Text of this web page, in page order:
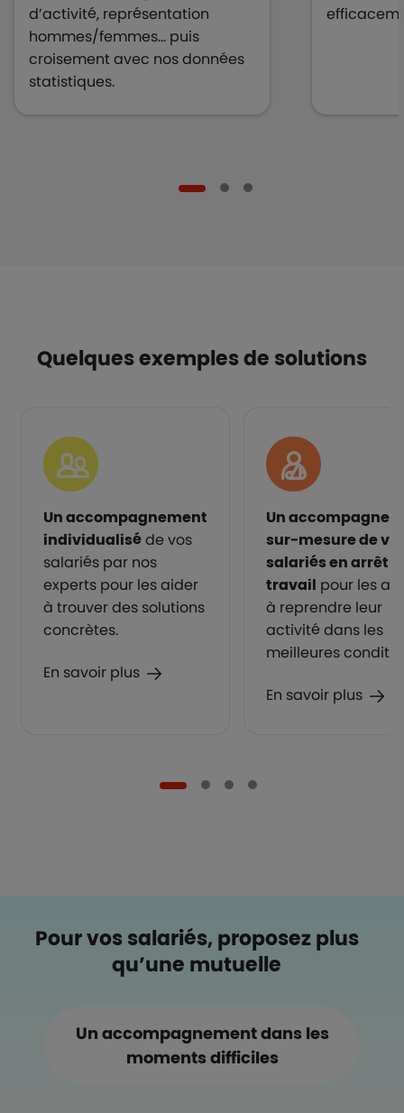
d’activité, représentation
hommes/femmes… puis
croisement avec nos données
statistiques.
Quelques exemples de solutions
Un accompagnement
individualiséde vos
salariés par nos
experts pour les aider
à trouver des solutions
concrètes.
En savoir plus
Un
sur-mesure de
salariés en arrêt
travail pour les
à reprendre leur
activité dans les
meilleures
En savoir plus
Pour vos salariés, proposez plus
qu’une mutuelle
Un accompagnement dans les
moments difficiles